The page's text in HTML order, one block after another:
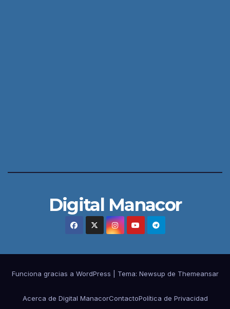
Digital Manacor
Funciona gracias a WordPress Tema: Newsup de Themeansar
Acerca de Digital ManacorContactoPolítica de Privacidad